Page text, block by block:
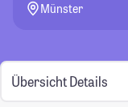
Münster
Übersicht Details